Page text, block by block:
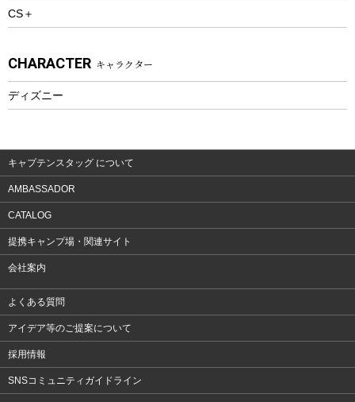
ウェルネス
ウェア、タオル
ウェア
CS＋
CHARACTER キャラクター
ディズニー
キャプテンスタッグ について
AMBASSADOR
CATALOG
提携キャンプ場・関連サイト
会社案内
よくある質問
アイデア等のご提案について
採用情報
SNSコミュニティガイドライン